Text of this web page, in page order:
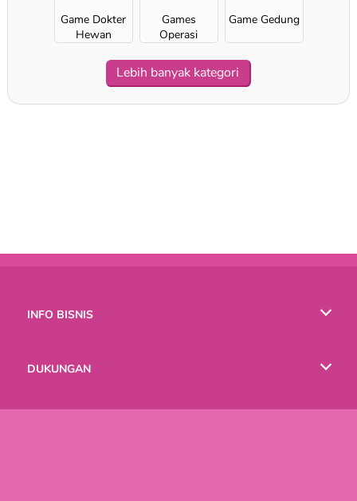
Game Dokter
Hewan
Games
Оperasi
Game Gedung
Lebih banyak kategori
INFO BISNIS
DUKUNGAN
Bantuan